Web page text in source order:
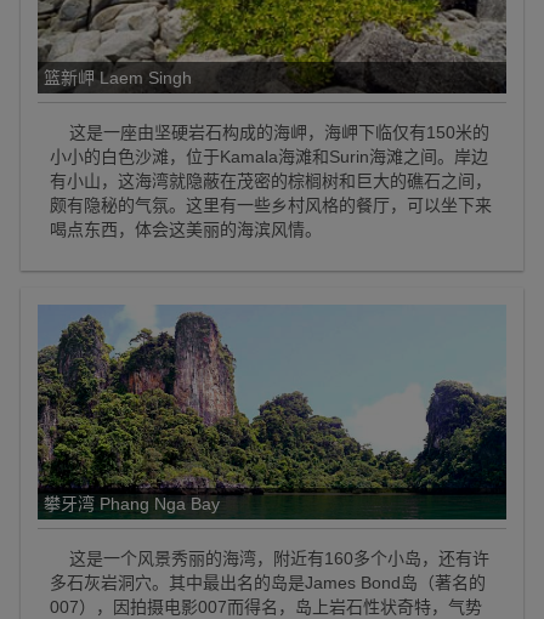
篮新岬 Laem Singh
这是一座由坚硬岩石构成的海岬，海岬下临仅有150米的
小小的白色沙滩，位于Kamala海滩和Surin海滩之间。岸边
有小山，这海湾就隐蔽在茂密的棕榈树和巨大的礁石之间，
颇有隐秘的气氛。这里有一些乡村风格的餐厅，可以坐下来
喝点东西，体会这美丽的海滨风情。
攀牙湾 Phang Nga Bay
这是一个风景秀丽的海湾，附近有160多个小岛，还有许
多石灰岩洞穴。其中最出名的岛是James Bond岛（著名的
007），因拍摄电影007而得名，岛上岩石性状奇特，气势